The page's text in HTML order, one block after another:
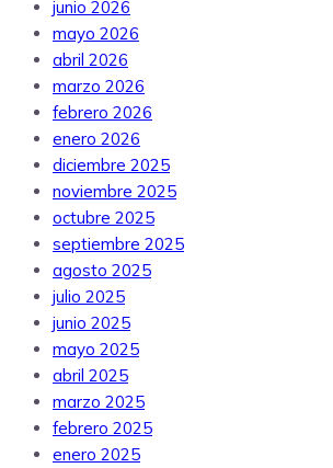
junio 2026
mayo 2026
abril 2026
marzo 2026
febrero 2026
enero 2026
diciembre 2025
noviembre 2025
octubre 2025
septiembre 2025
agosto 2025
julio 2025
junio 2025
mayo 2025
abril 2025
marzo 2025
febrero 2025
enero 2025